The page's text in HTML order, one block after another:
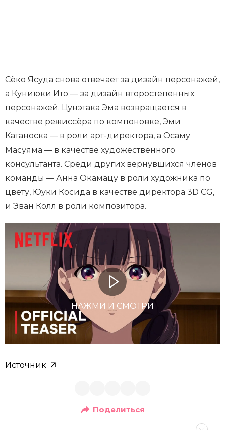
Сёко Ясуда снова отвечает за дизайн персонажей,
а Куниюки Ито — за дизайн второстепенных
персонажей. Цунэтака Эма возвращается в
качестве режиссёра по компоновке, Эми
Катаноска — в роли арт-директора, а Осаму
Масуяма — в качестве художественного
консультанта. Среди других вернувшихся членов
команды — Анна Окамацу в роли художника по
цвету, Юуки Косида в качестве директора 3D CG,
и Эван Колл в роли композитора.
НАЖМИ И СМОТРИ
Источник
Поделиться